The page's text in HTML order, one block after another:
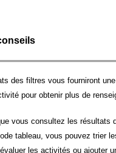
des filtres vous fourniront
pour obtenir plus de
vous consultez les résultats
tableau, vous pouvez trier
les activités ou ajouter